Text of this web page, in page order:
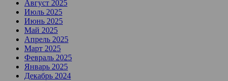
Август 2025
Июль 2025
Июнь 2025
Май 2025
Апрель 2025
Март 2025
Февраль 2025
Январь 2025
Декабрь 2024